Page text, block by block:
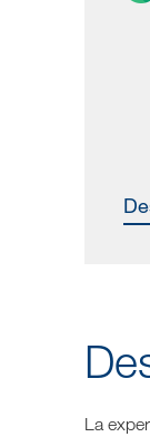
La